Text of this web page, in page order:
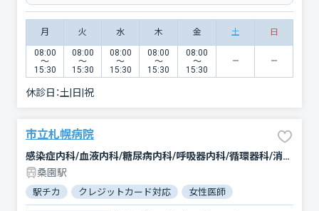
月 火 水 木 金 土 日
08:00
〜
15:30
08:00
〜
15:30
08:00
〜
15:30
08:00
〜
15:30
08:00
〜
15:30
休診日：土|日|祝
市立札幌病院
感染症内科/血液内科/糖尿病内科/呼吸器内科/循環器科/消化器科/腎臓内科・外科/神経内科/緩和ケア/外科/脳神経外科/呼吸器外科/心臓血管外科/乳腺外科/人工透析/整形外科/形成外科/小児科/新生児科/産婦人科/眼科/耳鼻咽喉科/皮膚科/泌尿器科/精神科・神経科/歯科口腔外科/リウマチ科/リハビリテーション/放射線科/臨床検査・病理診断/救急科/麻酔科
桑園駅
駅チカ クレジットカード対応 女性医師